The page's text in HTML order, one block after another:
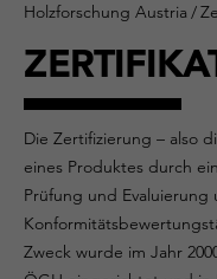
Holzforschung Austria /
Die Zertifizierung – also
eines Produktes durch
Prüfung und Evaluierung
Zweck wurde im Jahr